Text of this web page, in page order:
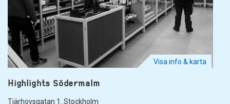
Visa info & karta
Highlights Södermalm
Tjärhovsgatan 1. Stockholm